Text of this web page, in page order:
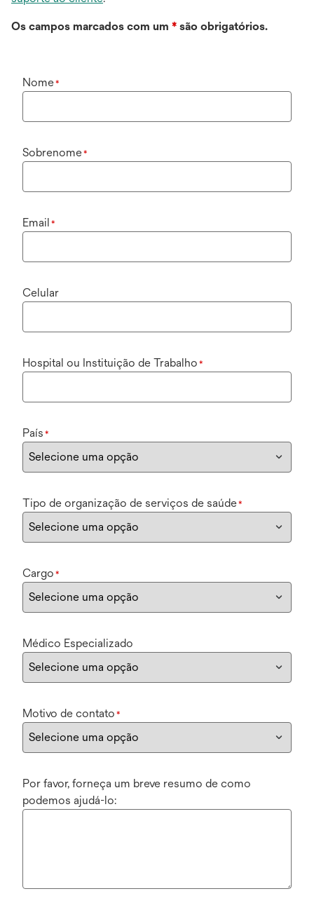
Os campos marcados com um * são obrigatórios.
Nome*
Sobrenome*
Email *
Celular
Hospital ou Instituição de Trabalho *
País *
Tipo de organização de serviços de saúde*
Cargo *
Médico Especializado
Motivo de contato *
Por favor, forneça um breve resumo de como
podemos ajudá-lo: